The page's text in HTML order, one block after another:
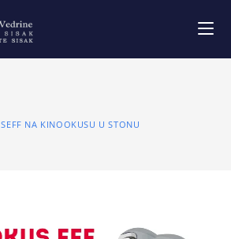
SEFF NA KINOOKUSU U STONU